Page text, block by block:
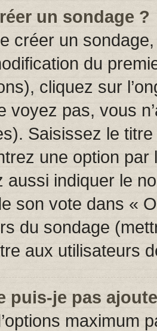
un sondage ?
créer un
du
cliquez sur
voyez pas, vous
Saisissez le
une option
aussi indiquer le
son vote dans «
du sondage
aux utilisateurs
puis-je pas
maximum